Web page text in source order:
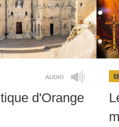
d'Orange